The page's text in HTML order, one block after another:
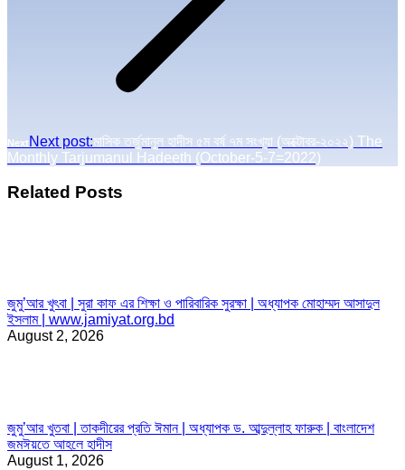
Next Next post:মাসিক তর্জুমানুল হাদীস ৫ম বর্ষ ৭ম সংখ্যা (অক্টোবর-২০২২) The
Monthly Tarjumanul Hadeeth (October-5-7=2022)
Related Posts
জুমু’আর খুৎবা | সুরা কাফ এর শিক্ষা ও পারিবারিক সুরক্ষা | অধ্যাপক মোহাম্মদ আসাদুল
ইসলাম | www.jamiyat.org.bd
August 2, 2026
জুমু’আর খুতবা | তাকদীরের প্রতি ঈমান | অধ্যাপক ড. আব্দুল্লাহ ফারুক | বাংলাদেশ
জমঈয়তে আহলে হাদীস
August 1, 2026